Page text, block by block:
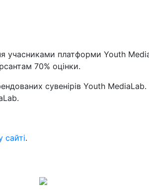
учасниками платформи Youth
70% оцінки.
сувенірів Youth
сайті.